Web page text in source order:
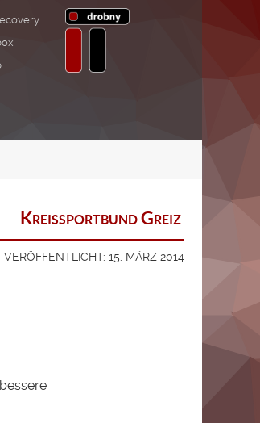
Kreissportbund Greiz
VERÖFFENTLICHT: 15. MÄRZ 2014